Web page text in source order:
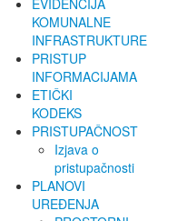
EVIDENCIJA
KOMUNALNE
INFRASTRUKTURE
PRISTUP
INFORMACIJAMA
ETIČKI
KODEKS
PRISTUPAČNOST
Izjava o
pristupačnosti
PLANOVI
UREĐENJA